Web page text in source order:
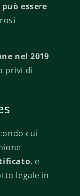
essere
nel 2019
privi di
cui
, e
legale in